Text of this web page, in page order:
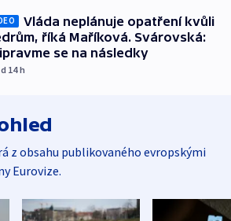
Vláda neplánuje opatření kvůli
říká Maříková. Svárovská:
se na následky
14h
z obsahu publikovaného evropskými
Eurovize.